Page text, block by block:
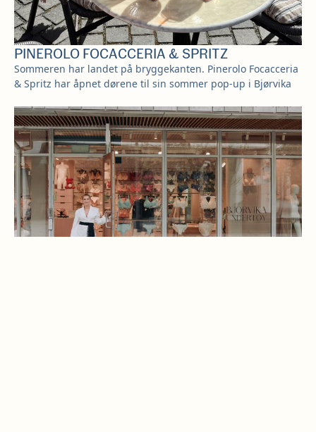
PINEROLO FOCACCERIA & SPRITZ
Sommeren har landet på bryggekanten. Pinerolo Focacceria
& Spritz har åpnet dørene til sin sommer pop-up i Bjørvika